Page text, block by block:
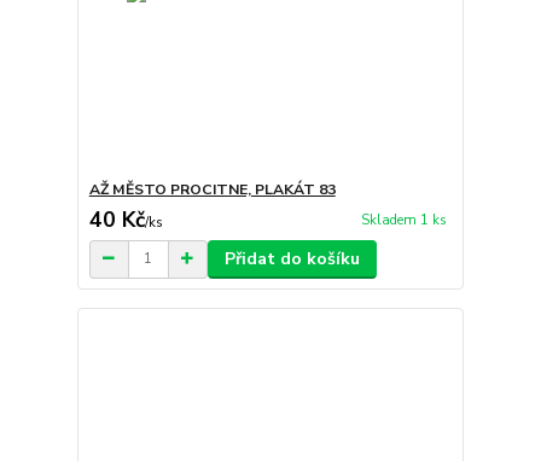
AŽ MĚSTO PROCITNE, PLAKÁT 83
40 Kč/ks Skladem 1 ks
Přidat do košíku